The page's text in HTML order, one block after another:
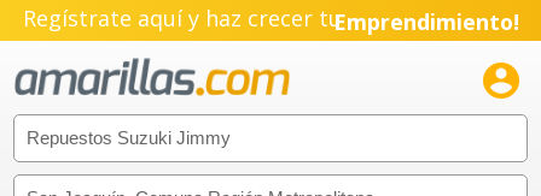
Regístrate aquí y haz crecer tuEmprendimiento!
